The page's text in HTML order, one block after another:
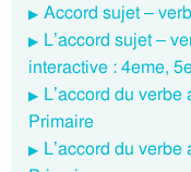
Accord sujet –
L’accord sujet –
interactive : 4eme,
L’accord du
Primaire
L’accord du